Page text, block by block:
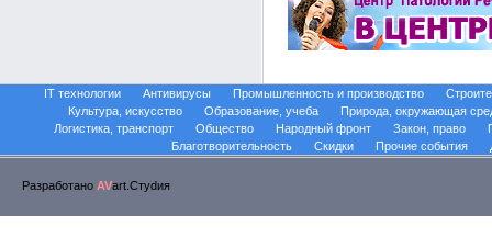
IT технологии Антивирусы Промышленность и производство
Культура, искусство
Образование, учеба
Природа, окружающая
Логистика, транспорт
Общество Народный фронт Закон, право
Благотворительность
Скидки Прочие события
Разработано AVart.Стуdия